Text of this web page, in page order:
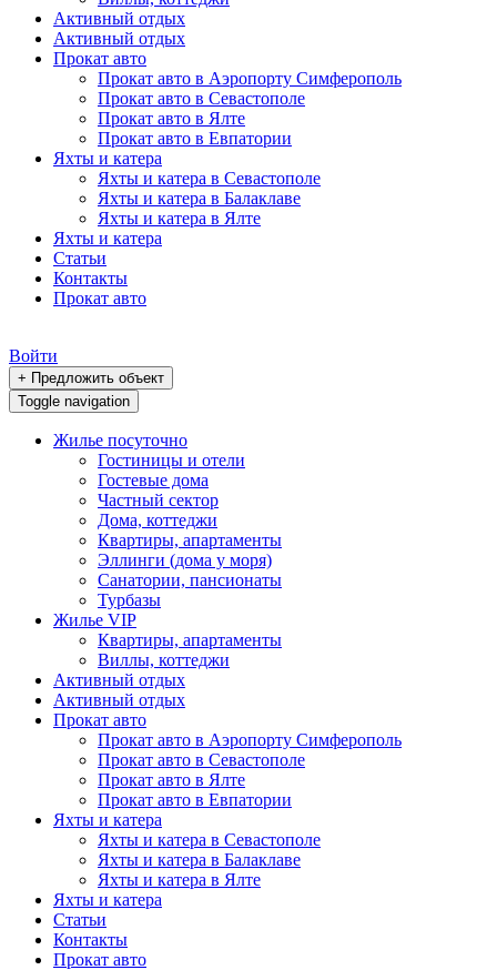
Активный отдых
Активный отдых
Прокат авто
Прокат авто в Аэропорту Симферополь
Прокат авто в Севастополе
Прокат авто в Ялте
Прокат авто в Евпатории
Яхты и катера
Яхты и катера в Севастополе
Яхты и катера в Балаклаве
Яхты и катера в Ялте
Яхты и катера
Статьи
Контакты
Прокат авто
Войти
+ Предложить объект
Toggle navigation
Жилье посуточно
Гостиницы и отели
Гостевые дома
Частный сектор
Дома, коттеджи
Квартиры, апартаменты
Эллинги (дома у моря)
Санатории, пансионаты
Турбазы
Жилье VIP
Квартиры, апартаменты
Виллы, коттеджи
Активный отдых
Активный отдых
Прокат авто
Прокат авто в Аэропорту Симферополь
Прокат авто в Севастополе
Прокат авто в Ялте
Прокат авто в Евпатории
Яхты и катера
Яхты и катера в Севастополе
Яхты и катера в Балаклаве
Яхты и катера в Ялте
Яхты и катера
Статьи
Контакты
Прокат авто